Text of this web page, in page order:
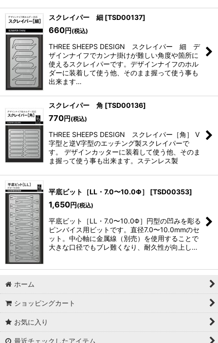
スクレイパー 細 [TSD00137]
660円 (税込)
THREE SHEEPS DESIGN スクレイパー 細 デ
ザインナイフでカンナ掛けが難しい角度や箇所に
使えるスクレイパーです。デザインナイフのホル
ダーに装着して使う他、そのまま握って使う事も
出来ます…
スクレイパー 角 [TSD00136]
770円 (税込)
THREE SHEEPS DESIGN スクレイパー［角］ V
字型と逆V字型のエッチング製スクレイパーで
す。 デザインカッターに装着して使う他、そのま
ま握って使う事も出来ます。ステンレス製
平底ビット［LL・7.0〜10.0Φ］ [TSD00353]
1,650円 (税込)
平底ビット［LL・7.0〜10.0Φ］円型の凹みを彫る
ピンバイス用ビットです。直径7.0〜10.0mmのセ
ット。中心軸に金属線（別売）を使用することで
大きな口径でもブレ難くなり、耐久性が向上し…
ホーム
ショッピングカート
お気に入り
最近チェックしたアイテム